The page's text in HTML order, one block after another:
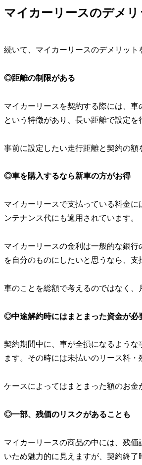
マイカーリースのデメリ
続いて、マイカーリースのデメリット
◎距離の制限がある
マイカーリースを契約する際には、
という特徴があり、長い距離で設定を
事前に設定したい走行距離と契約の額
◎車を購入するなら新車の方がお得
マイカーリースで支払っている料金
ンテナンス代にも適用されています。
マイカーリースの金利は一般的な銀
を自分のものにしたいと思うなら、
車のことを総額で考えるのではなく、
◎中途解約時にはまとまった資金が必
契約期間中に、車が全損になるよう
ます。その時には未払いのリース料・
ケースによってはまとまった額のお金
◎一部、残価のリスクがあることも
マイカーリースの商品の中には、残
いため魅力的に見えますが、契約終